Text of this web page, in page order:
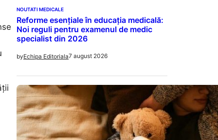
NOUTATI MEDICALE
Reforme esențiale în educația medicală:
Noi reguli pentru examenul de medic
specialist din 2026
byEchipa Editoriala7 august 2026